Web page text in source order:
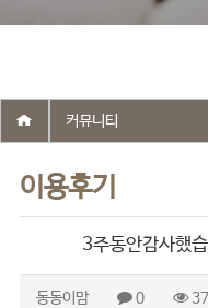
이용후기
커뮤니티
3주동안감사했
동동이맘 0